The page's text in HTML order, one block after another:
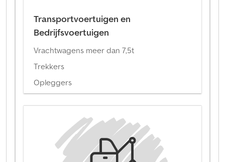
Transportvoertuigen en
Bedrijfsvoertuigen
Vrachtwagens meer dan 7,5t
Trekkers
Opleggers